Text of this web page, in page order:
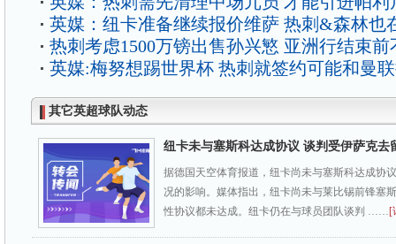
英媒：纽卡准备继续报价维萨 热刺&森林也
热刺考虑1500万镑出售孙兴慜 亚洲行结束前
英媒:梅努想踢世界杯 热刺就签约可能和曼
其它英超球队动态
纽卡未与塞斯科达成协议 谈判受伊萨克去
据德国天空体育报道，纽卡尚未与塞斯科达成协
况的影响。媒体指出，纽卡尚未与莱比锡前锋塞
性协议都未达成。纽卡仍在与球员团队谈判 ……[